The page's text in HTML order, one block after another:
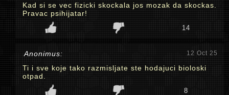
Kad si se vec fizicki skockala jos mozak da skockas.
Pravac psihijatar!
14
Anonimus: 12 Oct 25
Ti i sve koje tako razmisljate ste hodajuci bioloski
otpad.
8